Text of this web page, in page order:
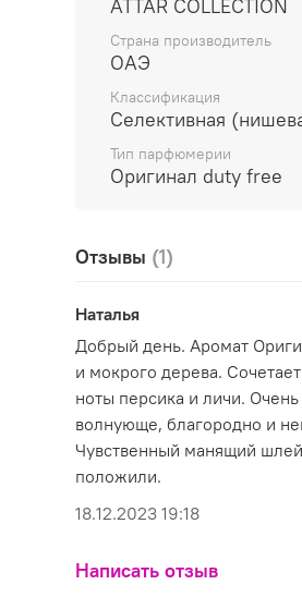
душистыми оттенками
белого страстного
букета. Чувственный
благородными
ATTAR COLLECTION
Страна производитель
ОАЭ
Классификация
Селективная
Тип парфюмерии
Оригинал duty free
Отзывы (1)
Наталья
Добрый день. Аромат
и мокрого дерева.
ноты персика и личи.
волнующе, благородно и
Чувственный манящий
положили.
18.12.2023 19:18
Написать отзыв